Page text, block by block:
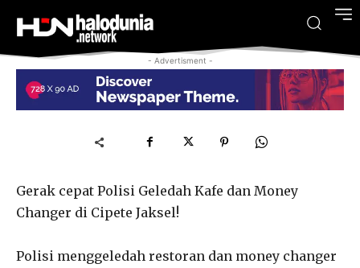
- Advertisment -
Gerak cepat Polisi Geledah Kafe dan Money
Changer di Cipete Jaksel!
Polisi menggeledah restoran dan money changer